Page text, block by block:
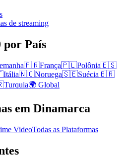
de streaming
por País
🇫🇷França🇵🇱Polônia🇪🇸
Itália🇳🇴Noruega🇸🇪Suécia🇧🇷
Turquia🌍 Global
em Dinamarca
VideoTodas as Plataformas